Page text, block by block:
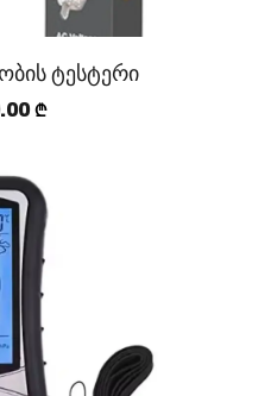
ტესტერი
₾